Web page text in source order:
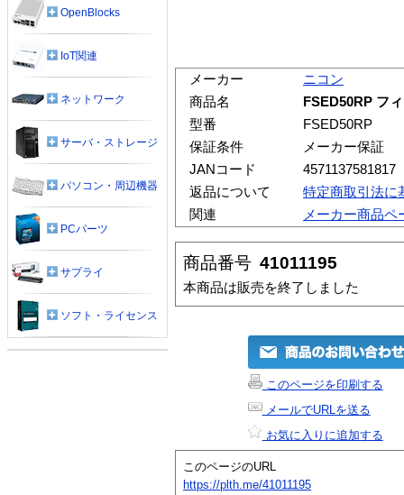
メーカー
ニコン
商品名
FSED50RP フ
型番
FSED50RP
保証条件
メーカー保証
JANコード
4571137581817
返品について
特定商取引法に
関連
メーカー商品ペ
商品番号 41011195
本商品は販売を終了しました
このページを印刷する
メールでURLを送る
お気に入りに追加する
このページのURL
https://plth.me/41011195
OpenBlocks
IoT関連
ネットワーク
サーバ・ストレージ
パソコン・周辺機器
PCパーツ
サプライ
ソフト・ライセンス